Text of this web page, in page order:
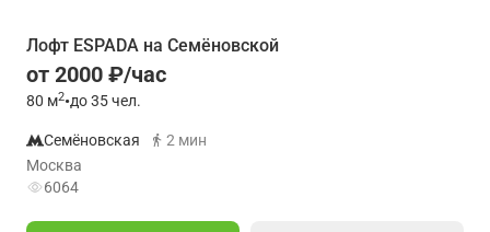
Лофт ESPADA на Семёновской
от 2000 ₽/час
80 м2•до 35 чел.
Семёновская
2 мин
Москва
6064